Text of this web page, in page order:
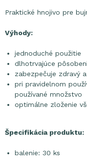
Praktické hnojivo pre
Výhody:
jednoduché použitie
dlhotrvajúce
zabezpečuje zdravý
pri pravidelnom
používané množstvo
optimálne zloženie
Špecifikácia produktu:
balenie: 30 ks